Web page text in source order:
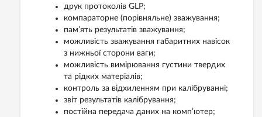
друк протоколів GLP;
компараторне (порівняльне) зважування;
пам’ять результатів зважування;
можливість зважування габаритних навісок
з нижньої сторони ваги;
можливість вимірювання густини твердих
та рідких матеріалів;
контроль за відхиленням при калібруванні;
звіт результатів калібрування;
постійна передача даних на комп’ютер;